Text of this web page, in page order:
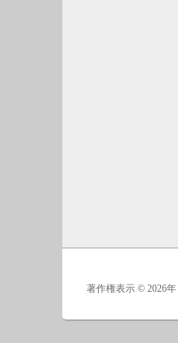
著作権表示 © 2026年